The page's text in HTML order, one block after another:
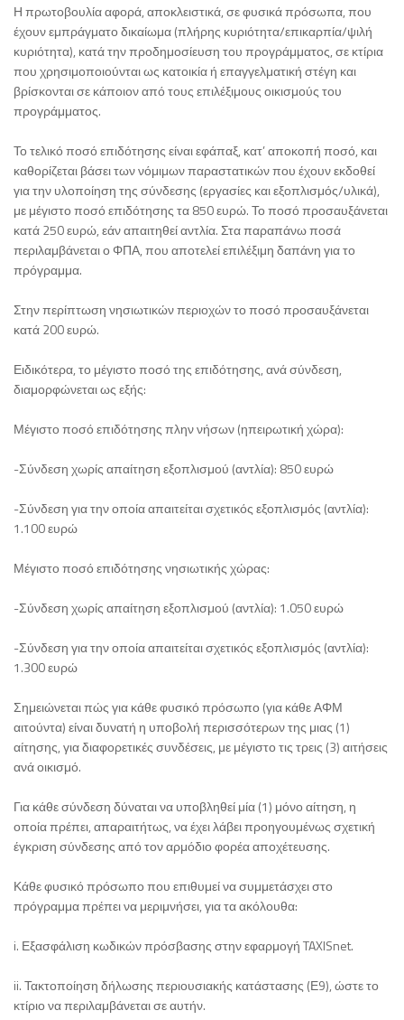
Η πρωτοβουλία αφορά, αποκλειστικά, σε φυσικά πρόσωπα, που
έχουν εμπράγματο δικαίωμα (πλήρης κυριότητα/επικαρπία/ψιλή
κυριότητα), κατά την προδημοσίευση του προγράμματος, σε κτίρια
που χρησιμοποιούνται ως κατοικία ή επαγγελματική στέγη και
βρίσκονται σε κάποιον από τους επιλέξιμους οικισμούς του
προγράμματος.
Το τελικό ποσό επιδότησης είναι εφάπαξ, κατ’ αποκοπή ποσό, και
καθορίζεται βάσει των νόμιμων παραστατικών που έχουν εκδοθεί
για την υλοποίηση της σύνδεσης (εργασίες και εξοπλισμός/υλικά),
με μέγιστο ποσό επιδότησης τα 850 ευρώ. Το ποσό προσαυξάνεται
κατά 250 ευρώ, εάν απαιτηθεί αντλία. Στα παραπάνω ποσά
περιλαμβάνεται ο ΦΠΑ, που αποτελεί επιλέξιμη δαπάνη για το
πρόγραμμα.
Στην περίπτωση νησιωτικών περιοχών το ποσό προσαυξάνεται
κατά 200 ευρώ.
Ειδικότερα, το μέγιστο ποσό της επιδότησης, ανά σύνδεση,
διαμορφώνεται ως εξής:
Μέγιστο ποσό επιδότησης πλην νήσων (ηπειρωτική χώρα):
-Σύνδεση χωρίς απαίτηση εξοπλισμού (αντλία): 850 ευρώ
-Σύνδεση για την οποία απαιτείται σχετικός εξοπλισμός (αντλία):
1.100 ευρώ
Μέγιστο ποσό επιδότησης νησιωτικής χώρας:
-Σύνδεση χωρίς απαίτηση εξοπλισμού (αντλία): 1.050 ευρώ
-Σύνδεση για την οποία απαιτείται σχετικός εξοπλισμός (αντλία):
1.300 ευρώ
Σημειώνεται πώς για κάθε φυσικό πρόσωπο (για κάθε ΑΦΜ
αιτούντα) είναι δυνατή η υποβολή περισσότερων της μιας (1)
αίτησης, για διαφορετικές συνδέσεις, με μέγιστο τις τρεις (3) αιτήσεις
ανά οικισμό.
Για κάθε σύνδεση δύναται να υποβληθεί μία (1) μόνο αίτηση, η
οποία πρέπει, απαραιτήτως, να έχει λάβει προηγουμένως σχετική
έγκριση σύνδεσης από τον αρμόδιο φορέα αποχέτευσης.
Κάθε φυσικό πρόσωπο που επιθυμεί να συμμετάσχει στο
πρόγραμμα πρέπει να μεριμνήσει, για τα ακόλουθα:
i. Εξασφάλιση κωδικών πρόσβασης στην εφαρμογή TAXISnet.
ii. Τακτοποίηση δήλωσης περιουσιακής κατάστασης (Ε9), ώστε το
κτίριο να περιλαμβάνεται σε αυτήν.